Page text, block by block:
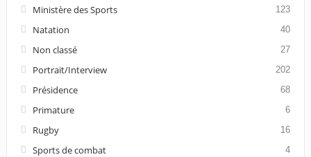
Ministère des Sports 123
Natation 40
Non classé 27
Portrait/Interview 202
Présidence 68
Primature 6
Rugby 16
Sports de combat 4